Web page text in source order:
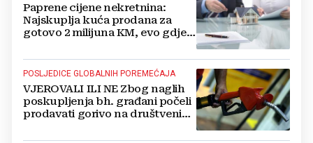
Paprene cijene nekretnina:
Najskuplja kuća prodana za
gotovo 2 milijuna KM, evo gdje
POSLJEDICE GLOBALNIH POREMEĆAJA
VJEROVALI ILI NE Zbog naglih
poskupljenja bh. građani počeli
prodavati gorivo na društvenim